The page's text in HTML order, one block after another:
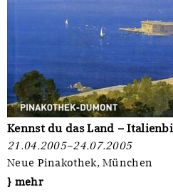
Kennst du das Land –
21.04.2005–24.07.2005
Neue Pinakothek, München
} mehr